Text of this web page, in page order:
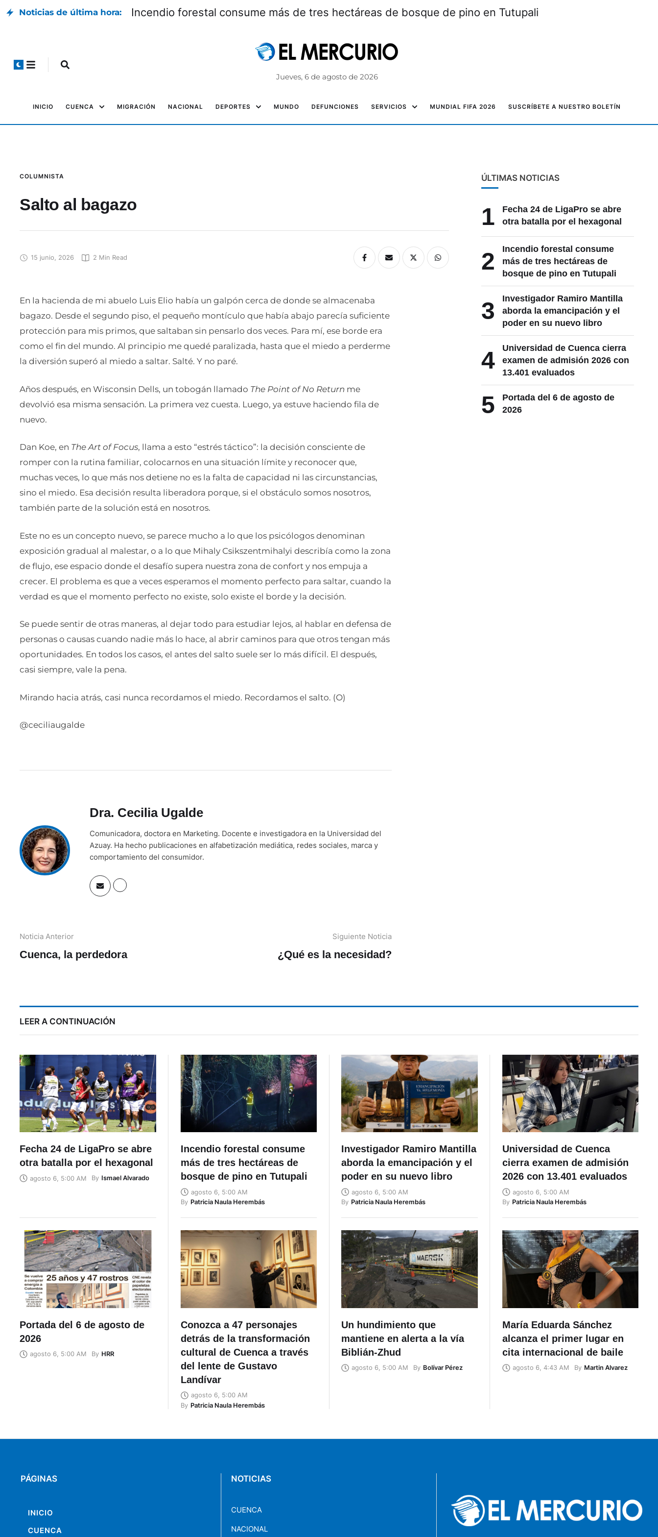
Noticias de última hora: Incendio forestal consume más de tres hectáreas de bosque de pino en Tutupali
Jueves, 6 de agosto de 2026
INICIO CUENCA MIGRACIÓN NACIONAL DEPORTES MUNDO DEFUNCIONES SERVICIOS MUNDIAL FIFA 2026 SUSCRÍBETE A NUESTRO BOLETÍN
COLUMNISTA
Salto al bagazo
15 junio, 2026 2 Min Read
En la hacienda de mi abuelo Luis Elio había un galpón cerca de donde se almacenaba
bagazo. Desde el segundo piso, el pequeño montículo que había abajo parecía suficiente
protección para mis primos, que saltaban sin pensarlo dos veces. Para mí, ese borde era
como el fin del mundo. Al principio me quedé paralizada, hasta que el miedo a perderme
la diversión superó al miedo a saltar. Salté. Y no paré.
Años después, en Wisconsin Dells, un tobogán llamado The Point of No Return me
devolvió esa misma sensación. La primera vez cuesta. Luego, ya estuve haciendo fila de
nuevo.
Dan Koe, en The Art of Focus, llama a esto “estrés táctico”: la decisión consciente de
romper con la rutina familiar, colocarnos en una situación límite y reconocer que,
muchas veces, lo que más nos detiene no es la falta de capacidad ni las circunstancias,
sino el miedo. Esa decisión resulta liberadora porque, si el obstáculo somos nosotros,
también parte de la solución está en nosotros.
Este no es un concepto nuevo, se parece mucho a lo que los psicólogos denominan
exposición gradual al malestar, o a lo que Mihaly Csikszentmihalyi describía como la zona
de flujo, ese espacio donde el desafío supera nuestra zona de confort y nos empuja a
crecer. El problema es que a veces esperamos el momento perfecto para saltar, cuando la
verdad es que el momento perfecto no existe, solo existe el borde y la decisión.
Se puede sentir de otras maneras, al dejar todo para estudiar lejos, al hablar en defensa de
personas o causas cuando nadie más lo hace, al abrir caminos para que otros tengan más
oportunidades. En todos los casos, el antes del salto suele ser lo más difícil. El después,
casi siempre, vale la pena.
Mirando hacia atrás, casi nunca recordamos el miedo. Recordamos el salto. (O)
@ceciliaugalde
Dra. Cecilia Ugalde
Comunicadora, doctora en Marketing. Docente e investigadora en la Universidad del
Azuay. Ha hecho publicaciones en alfabetización mediática, redes sociales, marca y
comportamiento del consumidor.
Noticia Anterior
Cuenca, la perdedora
Siguiente Noticia
¿Qué es la necesidad?
ÚLTIMAS NOTICIAS
1
Fecha 24 de LigaPro se abre
otra batalla por el hexagonal
2
Incendio forestal consume
más de tres hectáreas de
bosque de pino en Tutupali
3
Investigador Ramiro Mantilla
aborda la emancipación y el
poder en su nuevo libro
4
Universidad de Cuenca cierra
examen de admisión 2026 con
13.401 evaluados
5
Portada del 6 de agosto de
2026
LEER A CONTINUACIÓN
Fecha 24 de LigaPro se abre
otra batalla por el hexagonal
agosto 6, 5:00 AM By Ismael Alvarado
Incendio forestal consume
más de tres hectáreas de
bosque de pino en Tutupali
agosto 6, 5:00 AM
By Patricia Naula Herembás
Investigador Ramiro Mantilla
aborda la emancipación y el
poder en su nuevo libro
agosto 6, 5:00 AM
By Patricia Naula Herembás
Universidad de Cuenca
cierra examen de admisión
2026 con 13.401 evaluados
agosto 6, 5:00 AM
By Patricia Naula Herembás
Portada del 6 de agosto de
2026
agosto 6, 5:00 AM By HRR
Conozca a 47 personajes
detrás de la transformación
cultural de Cuenca a través
del lente de Gustavo
Landívar
agosto 6, 5:00 AM
By Patricia Naula Herembás
Un hundimiento que
mantiene en alerta a la vía
Biblián-Zhud
agosto 6, 5:00 AM By Bolívar Pérez
María Eduarda Sánchez
alcanza el primer lugar en
cita internacional de baile
agosto 6, 4:43 AM By Martin Alvarez
PÁGINAS
INICIO
CUENCA
NOTICIAS
CUENCA
NACIONAL